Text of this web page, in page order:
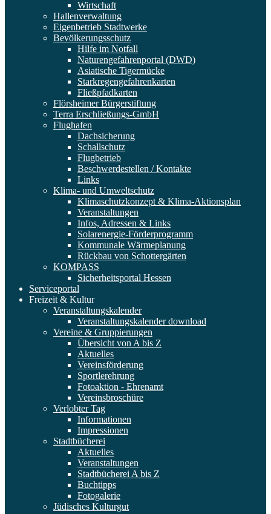
Wirtschaft
Hallenverwaltung
Eigenbetrieb Stadtwerke
Bevölkerungsschutz
Hilfe im Notfall
Naturengefahrenportal (DWD)
Asiatische Tigermücke
Starkregengefahrenkarten
Fließpfadkarten
Flörsheimer Bürgerstiftung
Terra Erschließungs-GmbH
Flughafen
Dachsicherung
Schallschutz
Flugbetrieb
Beschwerdestellen / Kontakte
Links
Klima- und Umweltschutz
Klimaschutzkonzept & Klima-Aktionsplan
Veranstaltungen
Infos, Adressen & Links
Solarenergie-Förderprogramm
Kommunale Wärmeplanung
Rückbau von Schottergärten
KOMPASS
Sicherheitsportal Hessen
Serviceportal
Freizeit & Kultur
Veranstaltungskalender
Veranstaltungskalender download
Vereine & Gruppierungen
Übersicht von A bis Z
Aktuelles
Vereinsförderung
Sportlerehrung
Fotoaktion - Ehrenamt
Vereinsbroschüre
Verlobter Tag
Informationen
Impressionen
Stadtbücherei
Aktuelles
Veranstaltungen
Stadtbücherei A bis Z
Buchtipps
Fotogalerie
Jüdisches Kulturgut